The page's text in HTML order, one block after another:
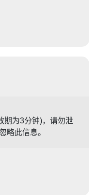
期为3分钟)，请勿泄
略此信息。